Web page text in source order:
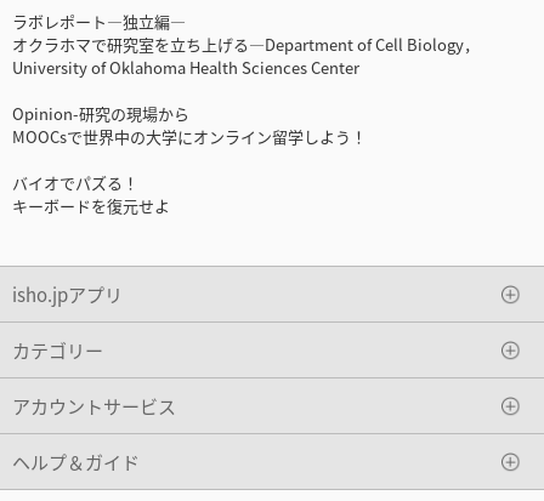
ラボレポート―独立編―
オクラホマで研究室を立ち上げる―Department of Cell Biology，
University of Oklahoma Health Sciences Center
Opinion-研究の現場から
MOOCsで世界中の大学にオンライン留学しよう！
バイオでパズる！
キーボードを復元せよ
isho.jpアプリ
カテゴリー
アカウントサービス
ヘルプ＆ガイド